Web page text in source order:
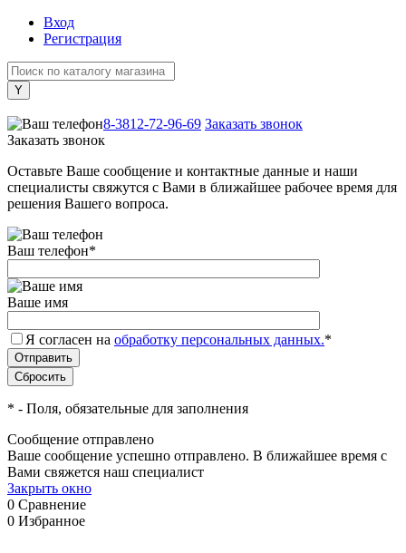
Вход
Регистрация
8-3812-72-96-69 Заказать звонок
Заказать звонок
Оставьте Ваше сообщение и контактные данные и наши
специалисты свяжутся с Вами в ближайшее рабочее время для
решения Вашего вопроса.
Ваш телефон*
Ваше имя
Я согласен на обработку персональных данных.*
* - Поля, обязательные для заполнения
Сообщение отправлено
Ваше сообщение успешно отправлено. В ближайшее время с
Вами свяжется наш специалист
Закрыть окно
0 Сравнение
0 Избранное